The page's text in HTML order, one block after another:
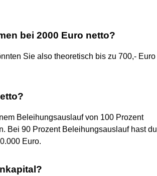
bei 2000 Euro netto?
Sie also theoretisch bis zu 700,- Euro
Beleihungsauslauf von 100 Prozent
Bei 90 Prozent Beleihungsauslauf hast du
Euro.